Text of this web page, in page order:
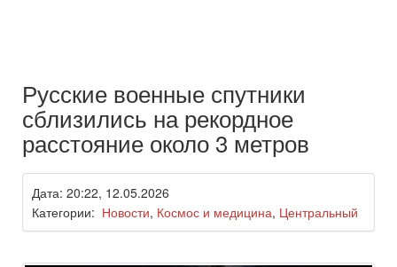
Русские военные спутники
сблизились на рекордное
расстояние около 3 метров
Дата: 20:22, 12.05.2026
Категории: Новости, Космос и медицина, Центральный